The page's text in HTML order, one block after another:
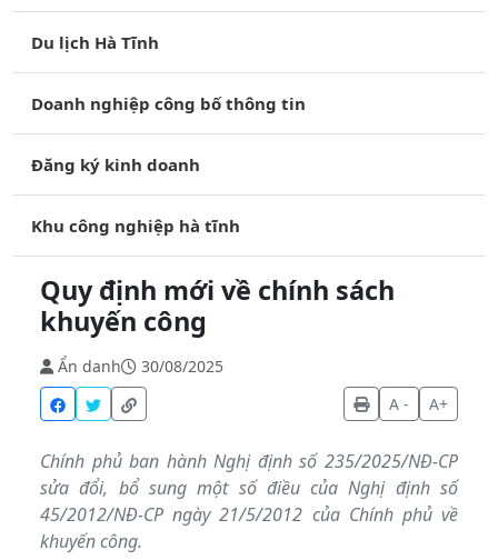
Du lịch Hà Tĩnh
Doanh nghiệp công bố thông tin
Đăng ký kinh doanh
Khu công nghiệp hà tĩnh
Quy định mới về chính sách
khuyến công
Ẩn danh
30/08/2025
A -
A+
Chính phủ ban hành Nghị định số 235/2025/NĐ-CP
sửa đổi, bổ sung một số điều của Nghị định số
45/2012/NĐ-CP ngày 21/5/2012 của Chính phủ về
khuyến công.